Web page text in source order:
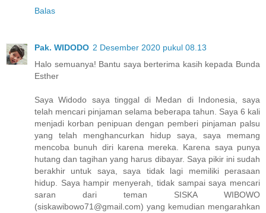
Balas
Pak. WIDODO 2 Desember 2020 pukul 08.13
Halo semuanya! Bantu saya berterima kasih kepada Bunda
Esther
Saya Widodo saya tinggal di Medan di Indonesia, saya
telah mencari pinjaman selama beberapa tahun. Saya 6 kali
menjadi korban penipuan dengan pemberi pinjaman palsu
yang telah menghancurkan hidup saya, saya memang
mencoba bunuh diri karena mereka. Karena saya punya
hutang dan tagihan yang harus dibayar. Saya pikir ini sudah
berakhir untuk saya, saya tidak lagi memiliki perasaan
hidup. Saya hampir menyerah, tidak sampai saya mencari
saran dari teman SISKA WIBOWO
(siskawibowo71@gmail.com) yang kemudian mengarahkan